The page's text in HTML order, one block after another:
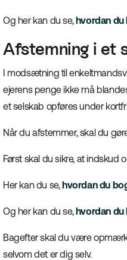
Og her kan du se,hvordan
Afstemning i et
I modsætning til
ejerens penge ikke må
et selskab opføres under
Når du afstemmer, skal du
Først skal du sikre, at
Her kan du se,hvordan du
Og her kan du se,hvordan
Bagefter skal du være
selvom det er dig selv.